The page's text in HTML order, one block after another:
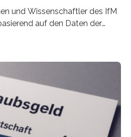
und Wissenschaftler des IfM
auf den Daten der
Gründungen von
man nur die Gründungen
liegt Leipzig an der Spitze. In
die meisten Personen in eine
dahinter folgten die
und Köln. Betrachtet man
– die Anzahl